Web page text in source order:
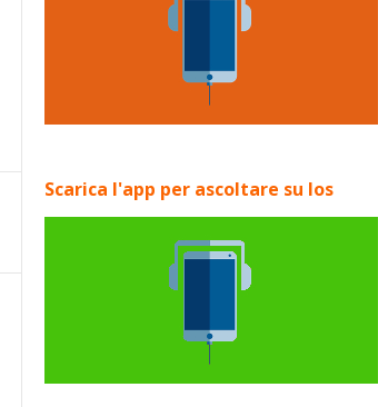
Scarica l'app per ascoltare su Ios